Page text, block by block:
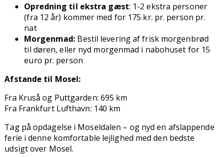
Opredning til ekstra gæst: 1-2 ekstra personer
(fra 12 år) kommer med for 175 kr. pr. person pr.
nat
Morgenmad: Bestil levering af frisk morgenbrød
til døren, eller nyd morgenmad i nabohuset for 15
euro pr. person
Afstande til Mosel:
Fra Kruså og Puttgarden: 695 km
Fra Frankfurt Lufthavn: 140 km
Tag på opdagelse i Moseldalen – og nyd en afslappende
ferie i denne komfortable lejlighed med den bedste
udsigt over Mosel.